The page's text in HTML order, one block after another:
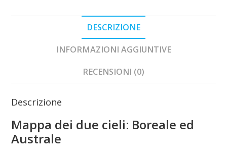
DESCRIZIONE
INFORMAZIONI AGGIUNTIVE
RECENSIONI (0)
Descrizione
Mappa dei due cieli: Boreale ed
Australe